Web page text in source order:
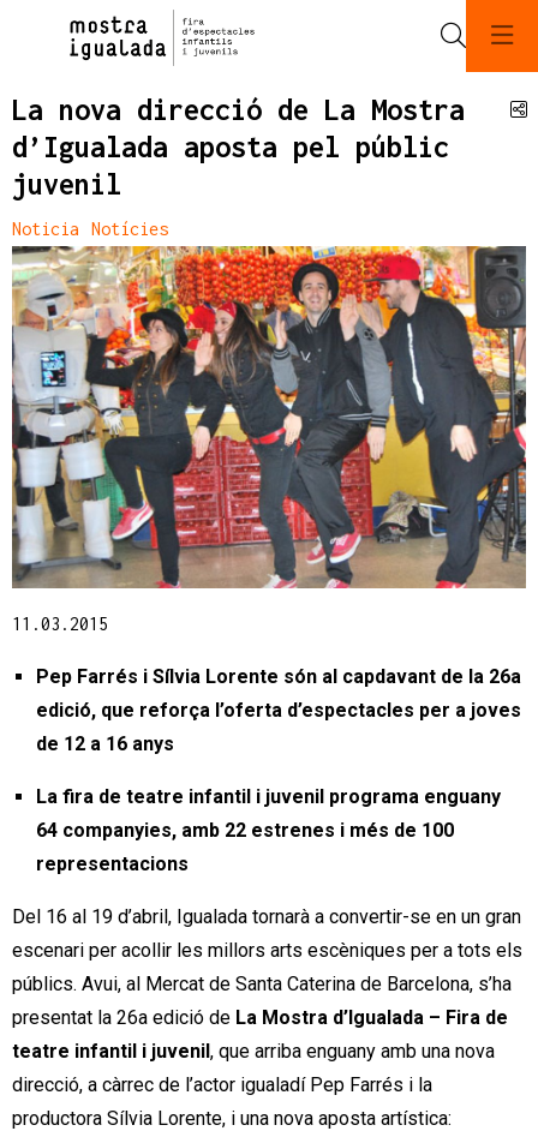
La nova direcció de La Mostra
d’Igualada aposta pel públic
juvenil
Noticia Notícies
11.03.2015
Pep Farrés i Sílvia Lorente són al capdavant de la 26a
edició, que reforça l’oferta d’espectacles per a joves
de 12 a 16 anys
La fira de teatre infantil i juvenil programa enguany
64 companyies, amb 22 estrenes i més de 100
representacions
Del 16 al 19 d’abril, Igualada tornarà a convertir-se en un gran
escenari per aco­llir les millors arts escèniques per a tots els
públics. Avui, al Mercat de Santa Caterina de Barcelona, s’ha
presentat la 26a edició de La Mostra d’Igualada – Fira de
teatre infantil i juvenil , que arriba enguany amb una nova
direcció, a càrrec de l’actor igualadí Pep Farrés i la
productora Sílvia Lorente, i una nova aposta ar­tística: